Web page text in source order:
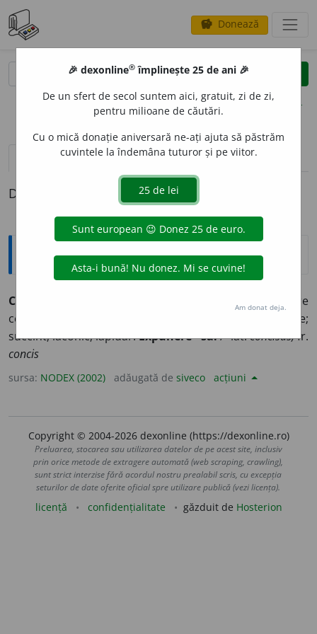
savings Donează
clear
opțiuni
definiții (1) pronunțievolume_up (25)
Definiția cu ID-ul 328993:
Explicative DEX
CONC
Care
constă din puține cuvinte; exprimat în puține cuvinte;
succint; laconic; lapidar.Expunere ~să./<lat.concisus,fr.
concis
sursa: NODEX (2002) adăugată de siveco acțiuni
Copyright © 2004-2026 dexonline (https://dexonline.ro)
Preluarea, stocarea sau utilizarea datelor de pe acest site, inclusiv
prin orice metode de extragere automată (web scraping, crawling),
sunt strict interzise fără acordul nostru prealabil scris, cu excepția
seturilor de date oferite oficial spre utilizare publică (vezi licența).
licență confidențialitate găzduit de Hosterion
🎉 dexonline® împlinește 25 de ani 🎉
De un sfert de secol suntem aici, gratuit, zi de zi,
pentru milioane de căutări.
Cu o mică donație aniversară ne-ați ajuta să păstrăm
cuvintele la îndemâna tuturor și pe viitor.
Am donat deja.